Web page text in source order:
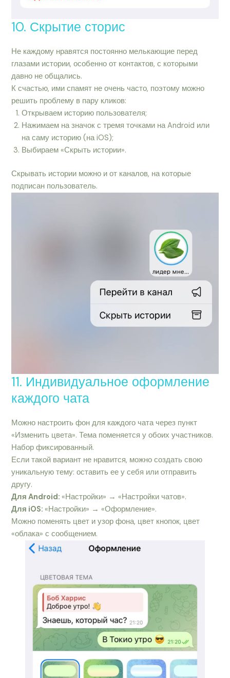
10. Скрытие сторис
Не каждому нравятся постоянно мелькающие перед
глазами истории, особенно от контактов, с которыми
давно не общались.
К счастью, ими спамят не очень часто, поэтому можно
решить проблему в пару кликов:
Открываем историю пользователя;
Нажимаем на значок с тремя точками на Android или
на саму историю (на iOS);
Выбираем «Скрыть истории».
Скрывать истории можно и от каналов, на которые
подписан пользователь.
11. Индивидуальное оформление
каждого чата
Можно настроить фон для каждого чата через пункт
«Изменить цвета». Тема поменяется у обоих участников.
Набор фиксированный.
Если такой вариант не нравится, можно создать свою
уникальную тему: оставить ее у себя или отправить
другу.
Для Android:«Настройки» → «Настройки чатов».
Для iOS:«Настройки» → «Оформление».
Можно поменять цвет и узор фона, цвет кнопок, цвет
«облака» с сообщением.